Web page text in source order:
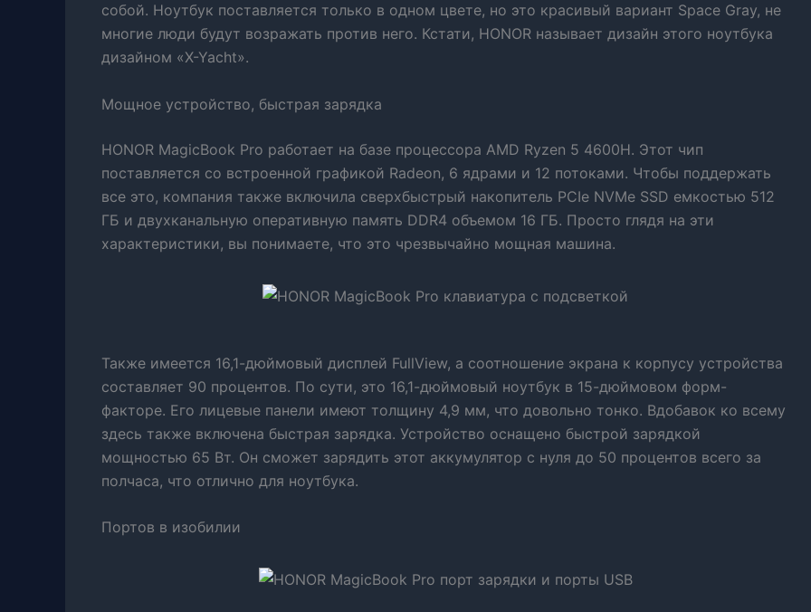
собой. Ноутбук поставляется только в одном цвете, но это красивый вариант Space Gray, не
многие люди будут возражать против него. Кстати, HONOR называет дизайн этого ноутбука
дизайном «X-Yacht».
Мощное устройство, быстрая зарядка
HONOR MagicBook Pro работает на базе процессора AMD Ryzen 5 4600H. Этот чип
поставляется со встроенной графикой Radeon, 6 ядрами и 12 потоками. Чтобы поддержать
все это, компания также включила сверхбыстрый накопитель PCIe NVMe SSD емкостью 512
ГБ и двухканальную оперативную память DDR4 объемом 16 ГБ. Просто глядя на эти
характеристики, вы понимаете, что это чрезвычайно мощная машина.
Также имеется 16,1-дюймовый дисплей FullView, а соотношение экрана к корпусу устройства
составляет 90 процентов. По сути, это 16,1-дюймовый ноутбук в 15-дюймовом форм-
факторе. Его лицевые панели имеют толщину 4,9 мм, что довольно тонко. Вдобавок ко всему
здесь также включена быстрая зарядка. Устройство оснащено быстрой зарядкой
мощностью 65 Вт. Он сможет зарядить этот аккумулятор с нуля до 50 процентов всего за
полчаса, что отлично для ноутбука.
Портов в изобилии